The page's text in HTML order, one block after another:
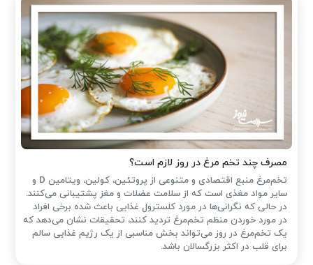
مصرف چند تخم مرغ در روز لازم است؟
تخم‌مرغ منبع اقتصادی و متنوعی از پروتئین، کولین، ویتامین D و
سایر مواد مغذی است که از سلامت عضلات و مغز پشتیبانی می‌کنند.
در حالی که نگرانی‌ها در مورد کلسترول غذایی باعث شده ‌برخی افراد
در مورد خوردن منظم تخم‌مرغ تردید کنند، تحقیقات نشان می‌دهد که
یک تخم‌مرغ در روز می‌تواند بخش مناسبی از یک رژیم غذایی سالم
برای قلب در اکثر بزرگسالان باشد.